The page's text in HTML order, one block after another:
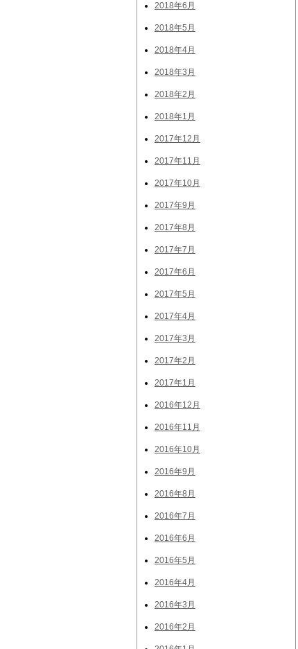
2018年6月
2018年5月
2018年4月
2018年3月
2018年2月
2018年1月
2017年12月
2017年11月
2017年10月
2017年9月
2017年8月
2017年7月
2017年6月
2017年5月
2017年4月
2017年3月
2017年2月
2017年1月
2016年12月
2016年11月
2016年10月
2016年9月
2016年8月
2016年7月
2016年6月
2016年5月
2016年4月
2016年3月
2016年2月